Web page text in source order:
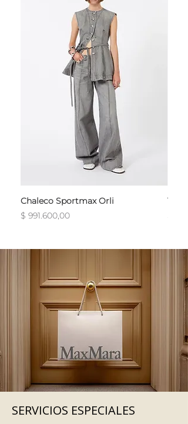
Chaleco Sportmax Orli
Precio
$ 991.600,00
T-
SERVICIOS ESPECIALES